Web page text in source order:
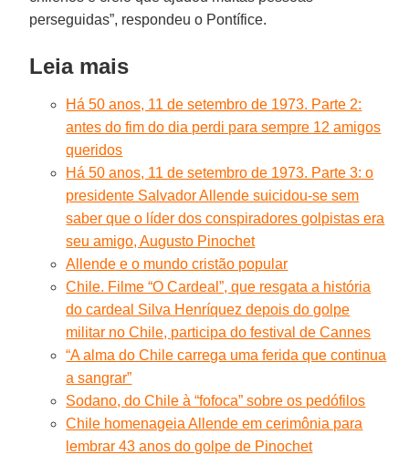
perseguidas”, respondeu o Pontífice.
Leia mais
Há 50 anos, 11 de setembro de 1973. Parte 2:
antes do fim do dia perdi para sempre 12 amigos
queridos
Há 50 anos, 11 de setembro de 1973. Parte 3: o
presidente Salvador Allende suicidou-se sem
saber que o líder dos conspiradores golpistas era
seu amigo, Augusto Pinochet
Allende e o mundo cristão popular
Chile. Filme “O Cardeal”, que resgata a história
do cardeal Silva Henríquez depois do golpe
militar no Chile, participa do festival de Cannes
“A alma do Chile carrega uma ferida que continua
a sangrar”
Sodano, do Chile à “fofoca” sobre os pedófilos
Chile homenageia Allende em cerimônia para
lembrar 43 anos do golpe de Pinochet